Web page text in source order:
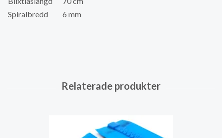
Spiralbredd
6 mm